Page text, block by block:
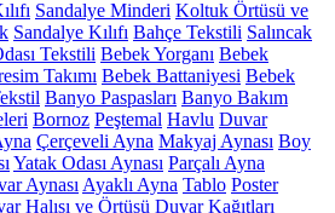
Sandalye Minderi Koltuk Örtüsü ve
Sandalye Kılıfı Bahçe Tekstili Salıncak
Tekstili Bebek Yorganı Bebek
Takımı Bebek Battaniyesi Bebek
Banyo Paspasları Banyo Bakım
Bornoz Peştemal Havlu Duvar
Çerçeveli Ayna Makyaj Aynası Boy
Yatak Odası Aynası Parçalı Ayna
Aynası Ayaklı Ayna Tablo Poster
Halısı ve Örtüsü Duvar Kağıtları